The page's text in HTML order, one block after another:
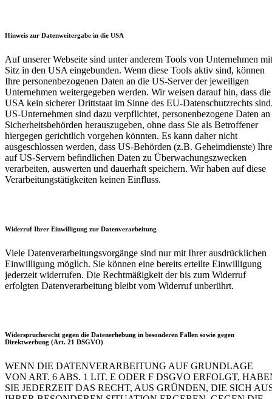
Hinweis zur Datenweitergabe in die USA
Auf unserer Webseite sind unter anderem Tools von Unternehmen mit
Sitz in den USA eingebunden. Wenn diese Tools aktiv sind, können
Ihre personenbezogenen Daten an die US-Server der jeweiligen
Unternehmen weitergegeben werden. Wir weisen darauf hin, dass die
USA kein sicherer Drittstaat im Sinne des EU-Datenschutzrechts
US-Unternehmen sind dazu verpflichtet, personenbezogene Daten an
Sicherheitsbehörden herauszugeben, ohne dass Sie als Betroffener
hiergegen gerichtlich vorgehen könnten. Es kann daher nicht
ausgeschlossen werden, dass US-Behörden (z.B. Geheimdienste) Ihre
auf US-Servern befindlichen Daten zu Überwachungszwecken
verarbeiten, auswerten und dauerhaft speichern. Wir haben auf diese
Verarbeitungstätigkeiten keinen Einfluss.
Widerruf Ihrer Einwilligung zur Datenverarbeitung
Viele Datenverarbeitungsvorgänge sind nur mit Ihrer ausdrücklichen
Einwilligung möglich. Sie können eine bereits erteilte Einwilligung
jederzeit widerrufen. Die Rechtmäßigkeit der bis zum Widerruf
erfolgten Datenverarbeitung bleibt vom Widerruf unberührt.
Widerspruchsrecht gegen die Datenerhebung in besonderen Fällen sowie gegen
Direktwerbung (Art. 21 DSGVO)
WENN DIE DATENVERARBEITUNG AUF GRUNDLAGE
VON ART. 6 ABS. 1 LIT. E ODER F DSGVO ERFOLGT,
SIE JEDERZEIT DAS RECHT, AUS GRÜNDEN, DIE SICH